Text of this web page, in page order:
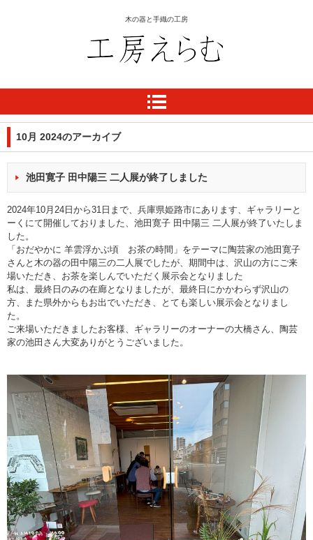
木の器と手織の工房
10月 2024のアーカイブ
池田寛子 田中陽三 二人展が終了しました
2024年10月24日から31日まで、兵庫県姫路市にあります、ギャラリーと
ーくにて開催しておりました、池田寛子 田中陽三 二人展が終了いたしま
した。
「おだやかに 羊雲浮かぶ頃 お茶の時間」をテーマに陶芸家の池田寛子
さんと木の器の田中陽三の二人展でしたが、期間中は、沢山の方にご来
場いただき、お茶を楽しんでいただく展示会となりました
私は、最終日のみの在廊となりましたが、最終日にかかわらず沢山の
方、また県外からもお出でいただき、とても楽しい展示会となりまし
た。
ご来場いただきましたお客様、ギャラリーのオーナーの大橋さん、陶芸
家の池田さん大変ありがとうございました。